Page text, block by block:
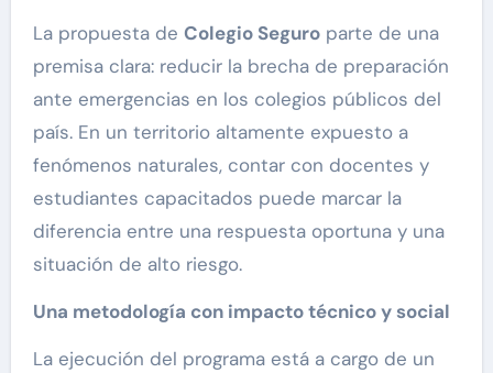
La propuesta de Colegio Seguroparte de una
premisa clara: reducir la brecha de preparación
ante emergencias en los colegios públicos del
país. En un territorio altamente expuesto a
fenómenos naturales, contar con docentes y
estudiantes capacitados puede marcar la
diferencia entre una respuesta oportuna y una
situación de alto riesgo.
Una metodología con impacto técnico y social
La ejecución del programa está a cargo de un